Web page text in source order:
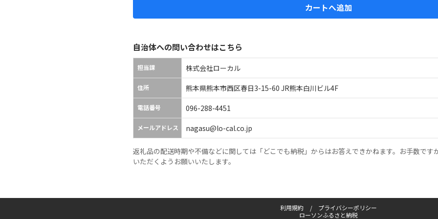
カートへ追加
自治体への問い合わせはこちら
担当課 株式会社ローカル
住所 熊本県熊本市西区春日3-15-60 JR熊本白川ビル4F
電話番号 096-288-4451
メールアドレス nagasu@lo-cal.co.jp
返礼品の配送時期や不備などに関しては「どこでも納税」からはお答えできかねます。お手数です
いただくようお願いいたします。
利用規約
プライバシーポリシー
ローソンふるさと納税